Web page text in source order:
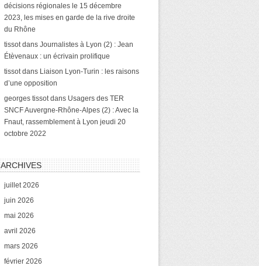
décisions régionales le 15 décembre
2023, les mises en garde de la rive droite
du Rhône
tissotdans Journalistes à Lyon (2) : Jean
Étèvenaux : un écrivain prolifique
tissotdans Liaison Lyon-Turin : les raisons
d’une opposition
georges tissotdans Usagers des TER
SNCF Auvergne-Rhône-Alpes (2) : Avec la
Fnaut, rassemblement à Lyon jeudi 20
octobre 2022
ARCHIVES
juillet 2026
juin 2026
mai 2026
avril 2026
mars 2026
février 2026